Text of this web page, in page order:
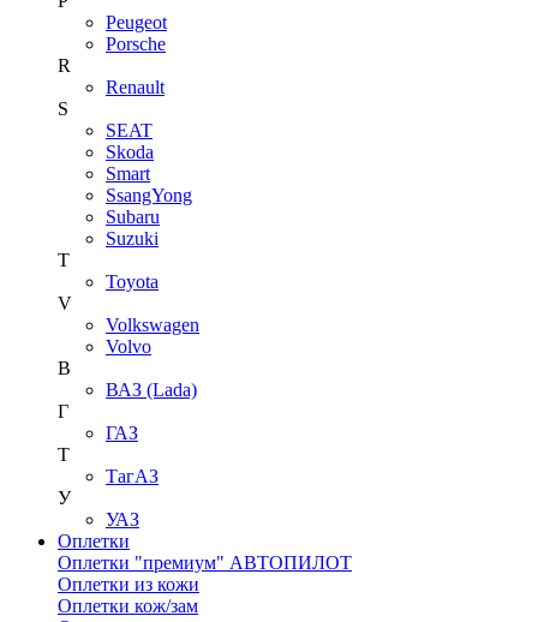
Peugeot
Porsche
R
Renault
S
SEAT
Skoda
Smart
SsangYong
Subaru
Suzuki
T
Toyota
V
Volkswagen
Volvo
В
ВАЗ (Lada)
Г
ГАЗ
Т
ТагАЗ
У
УАЗ
Оплетки
Оплетки "премиум" АВТОПИЛОТ
Оплетки из кожи
Оплетки кож/зам